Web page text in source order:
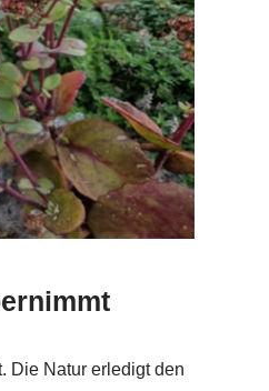
Die Natur erledigt den